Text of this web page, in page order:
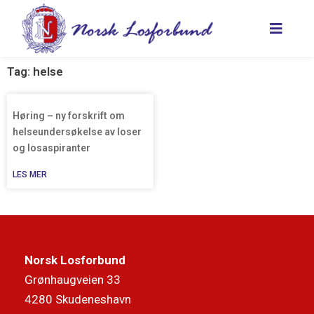
innholdet
Tag: helse
Høring – ny forskrift om
helseundersøkelse av loser
og losaspiranter
LES MER
Norsk Losforbund
Grønhaugveien 33
4280 Skudeneshavn